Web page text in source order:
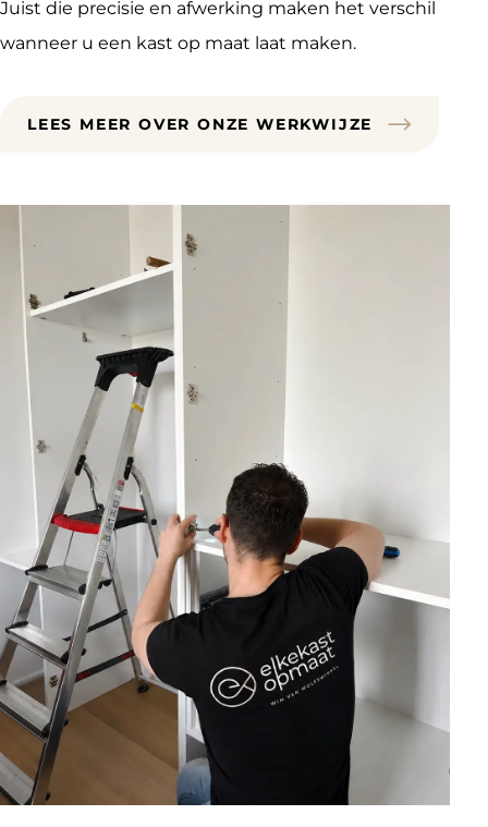
Juist die precisie en afwerking maken het verschil
wanneer u een kast op maat laat maken.
LEES MEER OVER ONZE WERKWIJZE